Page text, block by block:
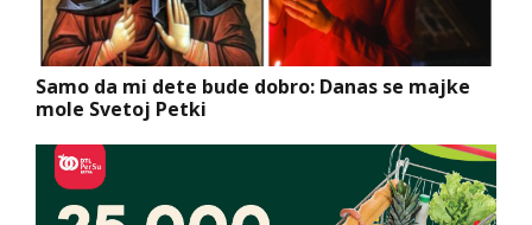
Samo da mi dete bude dobro: Danas se majke
mole Svetoj Petki